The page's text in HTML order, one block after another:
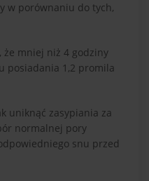
w porównaniu do tych,
że mniej niż 4 godziny
posiadania 1,2 promila
uniknąć zasypiania za
normalnej pory
snu przed